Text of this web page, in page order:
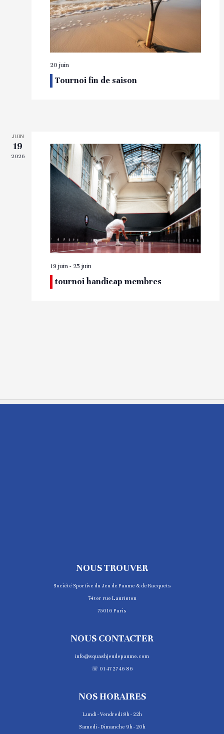
20 juin
Tournoi fin de saison
JUIN
19
2026
19 juin- 25 juin
tournoi handicap membres
NOUS TROUVER
Société Sportive du Jeu de Paume & de Racquets
74 ter rue Lauriston
75016 Paris
NOUS CONTACTER
info@squashjeudepaume.com
☏ 01 47 27 46 86
NOS HORAIRES
Lundi - Vendredi 8h - 22h
Samedi - Dimanche 9h - 20h